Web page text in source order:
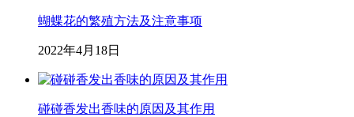
蝴蝶花的繁殖方法及注意事项
2022年4月18日
碰碰香发出香味的原因及其作用